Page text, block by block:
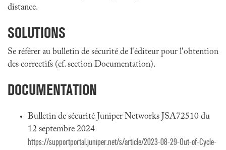
distance.
SOLUTIONS
Se référer au bulletin de sécurité de l'éditeur pour l'obtention
des correctifs (cf. section Documentation).
DOCUMENTATION
Bulletin de sécurité Juniper Networks JSA72510 du
12 septembre 2024
https://supportportal.juniper.net/s/article/2023-08-29-Out-of-Cycle-